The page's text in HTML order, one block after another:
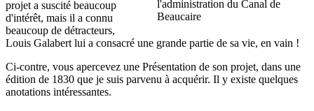
projet a suscité beaucoup
d'intérêt, mais il a connu
beaucoup de détracteurs,
Louis Galabert lui a consacré une grande partie de sa vie, en vain !
Ci-contre, vous apercevez une Présentation de son projet, dans une
édition de 1830 que je suis parvenu à acquérir. Il y existe quelques
anotations intéressantes.